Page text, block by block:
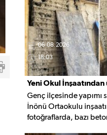
06.08.2026
18:03
Yeni Okul
Genç ilçesinde yapımı
İnönü Ortaokulu
fotoğraflarda, bazı